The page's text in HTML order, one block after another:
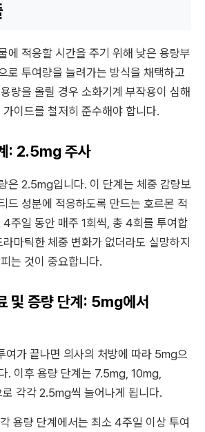
에 적응할 시간을 주기 위해 낮은 용량부
로 투여량을 늘려가는 방식을 채택하고
량을 올릴 경우 소화기계 부작용이 심해
이드를 철저히 준수해야 합니다.
: 2.5mg 주사
은 2.5mg입니다. 이 단계는 체중 감량보
드 성분에 적응하도록 만드는 호르몬 적
주일 동안 매주 1회씩, 총 4회를 투여합
마틱한 체중 변화가 없더라도 실망하지
는 것이 중요합니다.
및 증량 단계: 5mg에서
가 끝나면 의사의 처방에 따라 5mg으
. 이후 용량 단계는 7.5mg, 10mg,
각각 2.5mg씩 늘어나게 됩니다.
각 용량 단계에서는 최소 4주일 이상 투여